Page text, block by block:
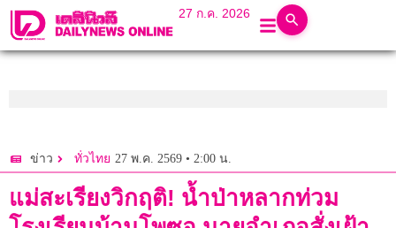
27 ก.ค. 2026
ข่าว ทั่วไทย 27 พ.ค. 2569 • 2:00 น.
แม่สะเรียงวิกฤติ! น้ำป่าหลากท่วม